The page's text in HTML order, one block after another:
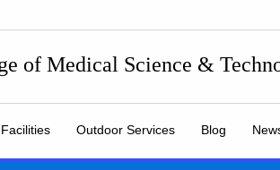
Facilities Outdoor Services Blog